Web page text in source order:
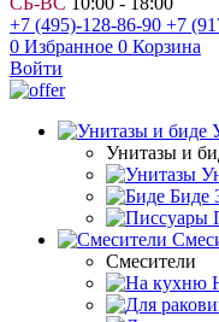
+7 (495)-128-86-90 +7
0 Избранное 0 Корзина
Войти
Унитазы и
Биде
Смесители